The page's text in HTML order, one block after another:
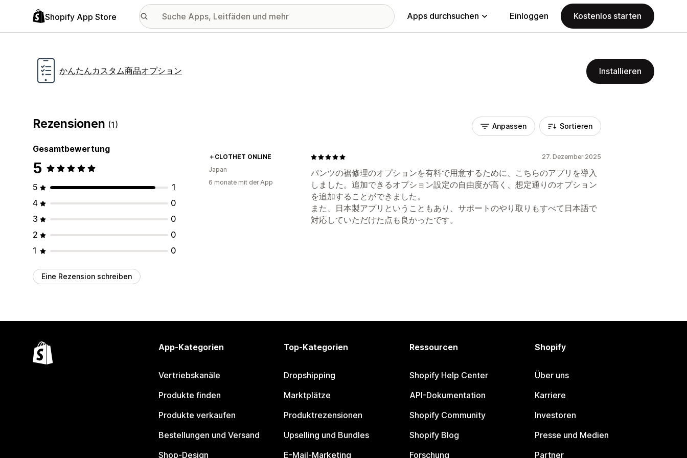
Shopify App Store Apps durchsuchen Einloggen Kostenlos starten
かんたんカスタム商品オプション Installieren
Rezensionen (1)
Gesamtbewertung
5
5
1
4
0
3
0
2
0
1
0
Eine Rezension schreiben
Anpassen Sortieren
27. Dezember 2025
パンツの裾修理のオプションを有料で用意するために、こちらのアプリを導入
しました。追加できるオプション設定の自由度が高く、想定通りのオプション
を追加することができました。
また、日本製アプリということもあり、サポートのやり取りもすべて日本語で
対応していただけた点も良かったです。
＋CLOTHET ONLINE
Japan
6 monate mit der App
App-Kategorien
Vertriebskanäle
Produkte finden
Produkte verkaufen
Bestellungen und Versand
Shop-Design
Top-Kategorien
Dropshipping
Marktplätze
Produktrezensionen
Upselling und Bundles
E-Mail-Marketing
Ressourcen
Shopify Help Center
API-Dokumentation
Shopify Community
Shopify Blog
Forschung
Shopify
Über uns
Karriere
Investoren
Presse und Medien
Partner